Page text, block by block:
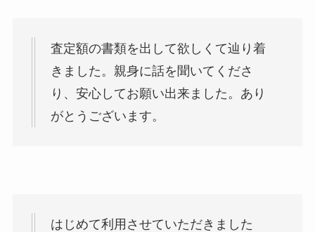
査定額の書類を出して欲しくて辿り着
きました。親身に話を聞いてくださ
り、安心してお願い出来ました。あり
がとうございます。
はじめて利用させていただきました